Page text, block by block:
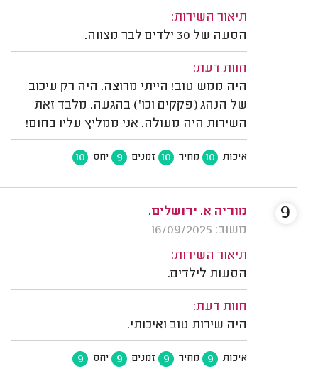
תיאור השירות:
הסעה של 30 ילדים לבר מצווה.
חוות דעת:
היה ממש טוב! הייתי מרוצה. היה רק עיכוב
של הנהג (פקקים וכו') בהגעה. מלבד זאת
השירות היה מעולה. אני ממליץ עליו בחום!
איכות 10 מחיר 10 זמנים 9 יחס 10
מוריה א. ירושלים.
משוב: 16/09/2025
תיאור השירות:
הסעות לילדים.
חוות דעת:
היה שירות טוב ואיכותי.
איכות 9 מחיר 9 זמנים 9 יחס 9
9